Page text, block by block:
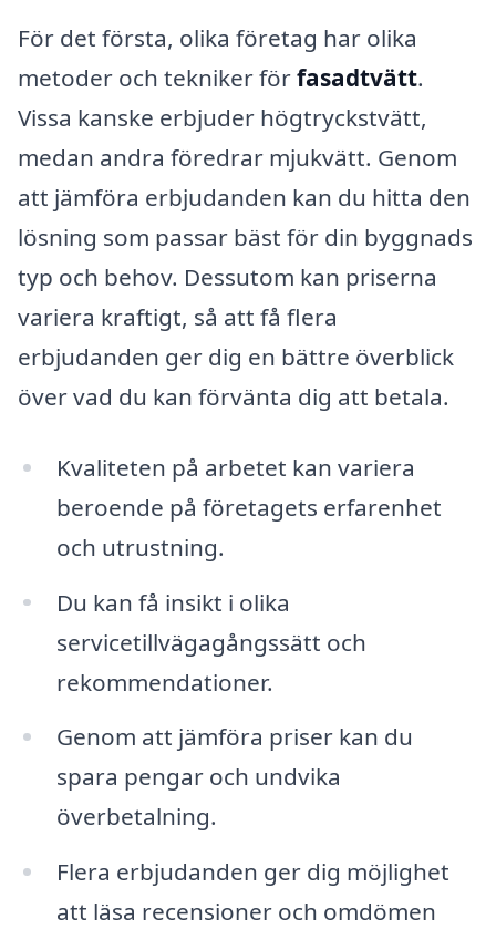
För det första, olika företag har olika
metoder och tekniker förfasadtvätt.
Vissa kanske erbjuder högtryckstvätt,
medan andra föredrar mjukvätt. Genom
att jämföra erbjudanden kan du hitta den
lösning som passar bäst för din byggnads
typ och behov. Dessutom kan priserna
variera kraftigt, så att få flera
erbjudanden ger dig en bättre överblick
över vad du kan förvänta dig att betala.
Kvaliteten på arbetet kan variera
beroende på företagets erfarenhet
och utrustning.
Du kan få insikt i olika
servicetillvägagångssätt och
rekommendationer.
Genom att jämföra priser kan du
spara pengar och undvika
överbetalning.
Flera erbjudanden ger dig möjlighet
att läsa recensioner och omdömen